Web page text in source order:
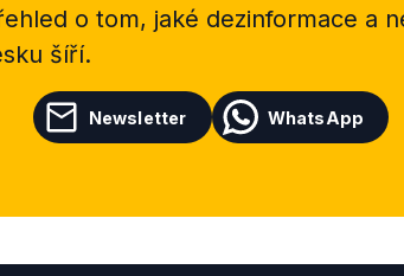
o tom, jaké dezinformace a
šíří.
Newsletter WhatsApp